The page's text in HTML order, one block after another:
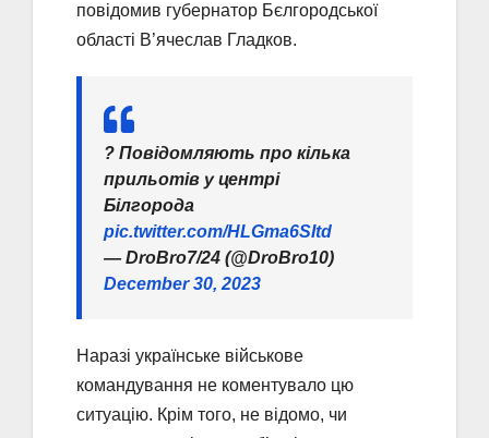
повідомив губернатор Бєлгородської
області В’ячеслав Гладков.
? Повідомляють про кілька
прильотів у центрі
Білгорода
pic.twitter.com/HLGma6SItd
— DroBro7/24 (@DroBro10)
December 30, 2023
Наразі українське військове
командування не коментувало цю
ситуацію. Крім того, не відомо, чи